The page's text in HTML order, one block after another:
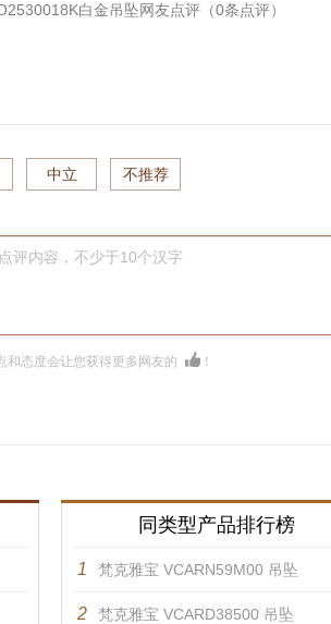
白金吊坠网友点评（0条点评）
中立 不推荐
评内容，不少于10个汉字
和态度会让您获得更多网友的 ！
同类型产品排行榜
1 梵克雅宝 VCARN59M00 吊坠
2 梵克雅宝 VCARD38500 吊坠